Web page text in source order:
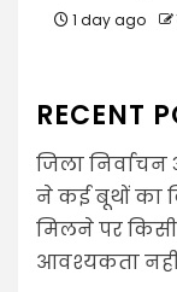
1 day ago
RECENT
जिला निर्वाचन
ने कई बूथों का
मिलने पर
आवश्यकता